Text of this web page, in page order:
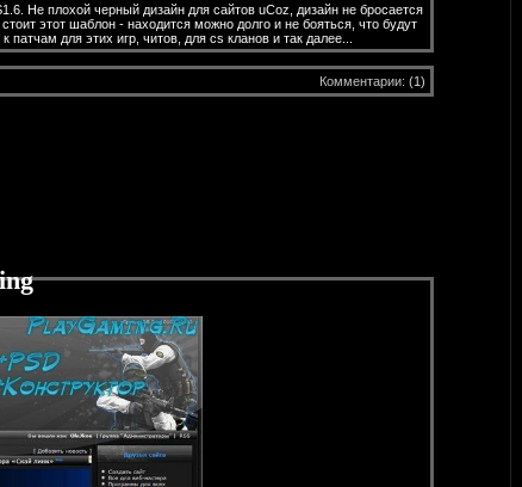
Не плохой черный дизайн для сайтов uCoz, дизайн не бросается
этот шаблон - находится можно долго и не бояться, что будут
для этих игр, читов, для cs кланов и так далее...
Комментарии: (1)